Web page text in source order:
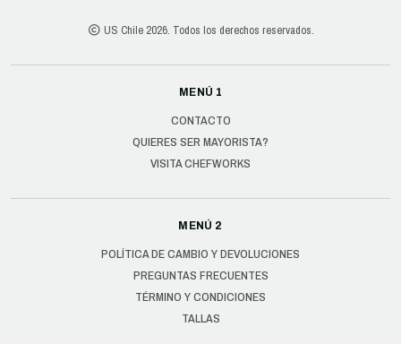
US Chile 2026. Todos los derechos reservados.
MENÚ 1
CONTACTO
QUIERES SER MAYORISTA?
VISITA CHEFWORKS
MENÚ 2
POLÍTICA DE CAMBIO Y DEVOLUCIONES
PREGUNTAS FRECUENTES
TÉRMINO Y CONDICIONES
TALLAS